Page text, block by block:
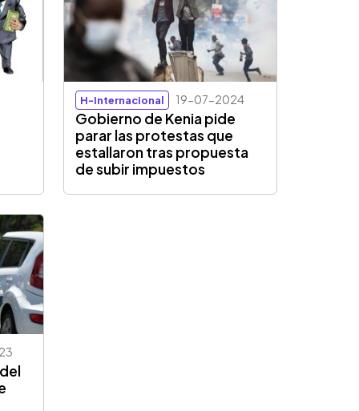
H-Internacional 19-07-2024
Gobierno de Kenia pide
parar las protestas que
estallaron tras propuesta
de subir impuestos